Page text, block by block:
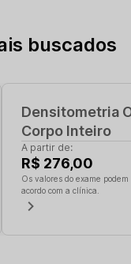
buscados
Densitometria
Corpo Inteiro
A partir de:
R$ 276,00
Os valores do exame
acordo com a clínica.